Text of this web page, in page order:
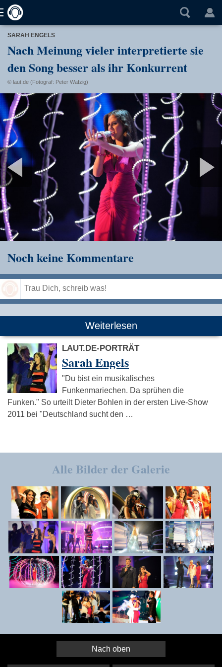
SARAH ENGELS
Nach Meinung vieler interpretierte sie
den Song besser als ihr Konkurrent
© laut.de (Fotograf: Peter Wafzig)
Noch keine Kommentare
Weiterlesen
LAUT.DE-PORTRÄT
Sarah Engels
"Du bist ein musikalisches
Funkenmariechen. Da sprühen die
Funken." So urteilt Dieter Bohlen in der ersten Live-Show
2011 bei "Deutschland sucht den …
Alle Bilder der Galerie
Nach oben